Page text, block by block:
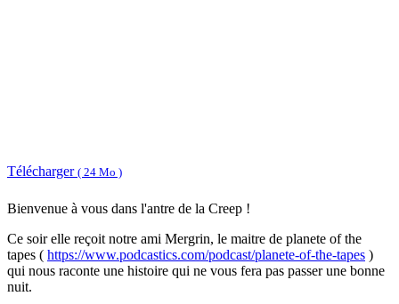
Télécharger ( 24 Mo )
Bienvenue à vous dans l'antre de la Creep !
Ce soir elle reçoit notre ami Mergrin, le maitre de planete of the
tapes ( https://www.podcastics.com/podcast/planete-of-the-tapes )
qui nous raconte une histoire qui ne vous fera pas passer une bonne
nuit.